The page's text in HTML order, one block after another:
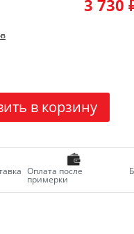
3 730
в корзину
Оплата после
примерки